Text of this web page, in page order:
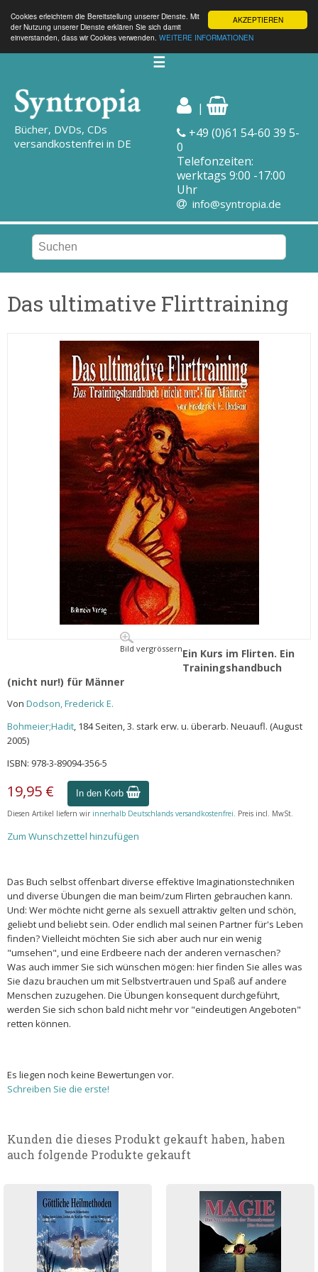
AKZEPTIEREN
Cookies erleichtern die Bereitstellung unserer Dienste. Mit
der Nutzung unserer Dienste erklären Sie sich damit
einverstanden, dass wir Cookies verwenden. WEITERE INFORMATIONEN
☰
Bücher, DVDs, CDs
versandkostenfrei in DE
|
+49 (0)61 54-60 39 5-
0
Telefonzeiten:
werktags 9:00 -17:00
Uhr
info@syntropia.de
Das ultimative Flirttraining
Bild vergrössernEin Kurs im Flirten. Ein
Trainingshandbuch
(nicht nur!) für Männer
Von Dodson, Frederick E.
Bohmeier;Hadit, 184 Seiten, 3. stark erw. u. überarb. Neuaufl. (August
2005)
ISBN: 978-3-89094-356-5
19,95 € In den Korb
Diesen Artikel liefern wir innerhalb Deutschlands versandkostenfrei. Preis incl. MwSt.
Zum Wunschzettel hinzufügen
Das Buch selbst offenbart diverse effektive Imaginationstechniken
und diverse Übungen die man beim/zum Flirten gebrauchen kann.
Und: Wer möchte nicht gerne als sexuell attraktiv gelten und schön,
geliebt und beliebt sein. Oder endlich mal seinen Partner für's Leben
finden? Vielleicht möchten Sie sich aber auch nur ein wenig
"umsehen", und eine Erdbeere nach der anderen vernaschen?
Was auch immer Sie sich wünschen mögen: hier finden Sie alles was
Sie dazu brauchen um mit Selbstvertrauen und Spaß auf andere
Menschen zuzugehen. Die Übungen konsequent durchgeführt,
werden Sie sich schon bald nicht mehr vor "eindeutigen Angeboten"
retten können.
Es liegen noch keine Bewertungen vor.
Schreiben Sie die erste!
Kunden die dieses Produkt gekauft haben, haben
auch folgende Produkte gekauft